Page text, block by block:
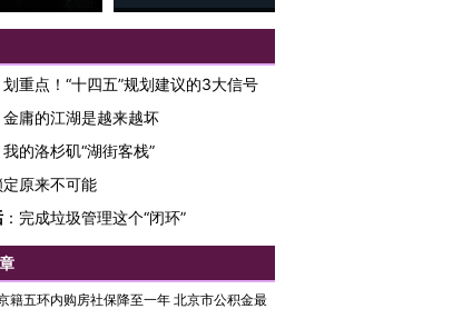
私7万
含3种
视线｜被称为“蟑螂”的印
度Z世代 用街头抗争将教
育部长拱下台
划重点！“十四五”规划建议的3大信号
金庸的江湖是越来越坏
我的洛杉矶“湖街客栈”
定原来不可能
： 完成垃圾管理这个“闭环”
籍五环内购房社保降至一年 北京市公积金最